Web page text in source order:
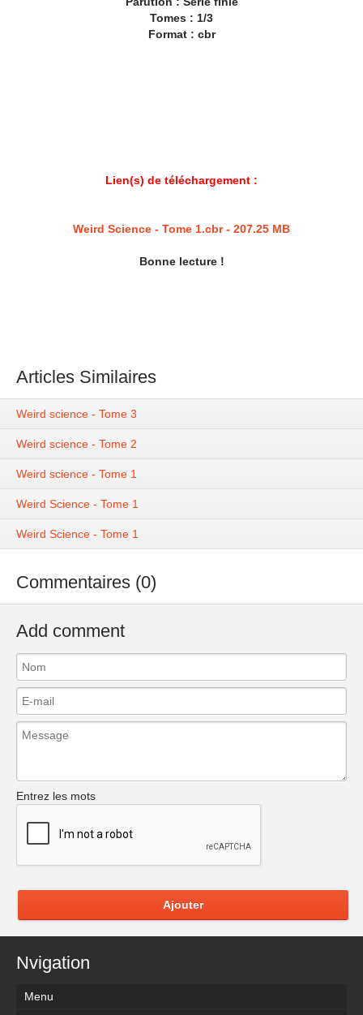
Tomes : 1/3
Format : cbr
Lien(s) de téléchargement :
Weird Science - Tome 1.cbr - 207.25 MB
Bonne lecture !
Articles Similaires
Weird science - Tome 3
Weird science - Tome 2
Weird science - Tome 1
Weird Science - Tome 1
Weird Science - Tome 1
Commentaires (0)
Add comment
Entrez les mots
Ajouter
Nvigation
Menu